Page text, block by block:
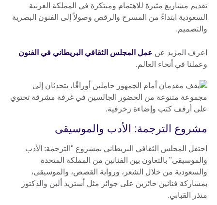
تقديم مشاريع مثيرة للاهتمام ومبتكرة في المملكة العربية
السعودية ابتداءً من المسرح والرقص وصولاً إلى الفنون البصرية
والتصميم.
اعرف المزيد عن عمل المجلس الثقافي البريطاني في الفنون
وعملنا في أنحاء العالم.
مشروع الترجمة: الأدب والموسيقى
احتفل المجلس الثقافي البريطاني بمشروع "الترجمة: الأدب
والموسيقى" بالتعاون بين الفنانين من المملكة المتحدة
والسعودية من خلال الشعر، ورواية القصص، والموسيقى،
بمشاركة فنانين حائزين على جوائز مثل أستريد ألبن والدكتور
منذر القباني.